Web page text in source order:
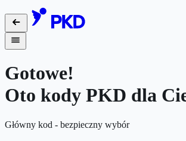
Gotowe!
Oto kody PKD dla
Główny kod - bezpieczny wybór